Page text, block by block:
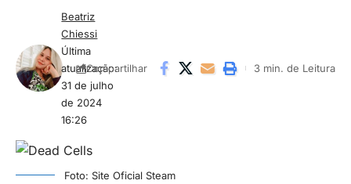
Última
atualização:
31 de julho
de 2024
16:26
Beatriz
Chiessi
Compartilhar 3 min. de Leitura
Foto: Site Oficial Steam